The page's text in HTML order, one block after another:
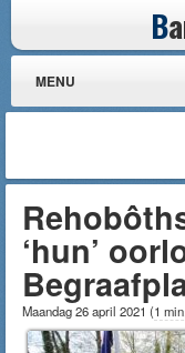
B
MENU
‘hun’
Maandag 26 april 2021 (1